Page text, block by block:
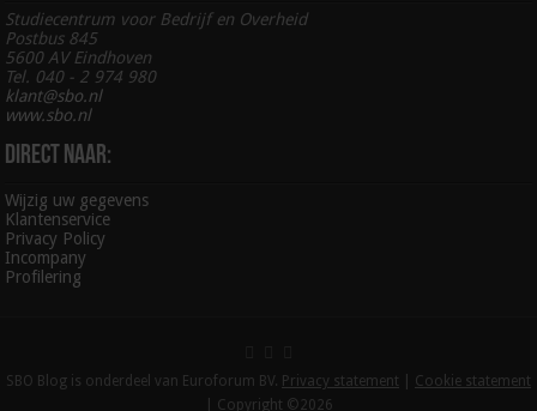
Studiecentrum voor Bedrijf en Overheid
Postbus 845
5600 AV Eindhoven
Tel. 040 - 2 974 980
klant@sbo.nl
www.sbo.nl
Direct naar:
Wijzig uw gegevens
Klantenservice
Privacy Policy
Incompany
Profilering
SBO Blog is onderdeel van Euroforum BV. Privacy statement
Cookie statement
| Copyright ©2026